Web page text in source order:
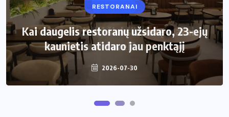
RESTORANAI
Kai daugelis restoranų užsidaro, 23-ejų
kaunietis atidaro jau penktąjį
2026-07-30
VIRTUVĖ
Kaip pasirinkti šiukšliadėžę mažai
virtuvei?
2026-06-25